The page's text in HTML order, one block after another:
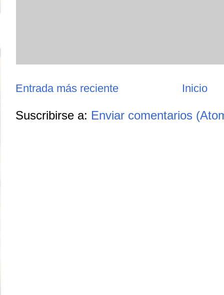
Entrada más reciente Inicio
Suscribirse a: Enviar comentarios